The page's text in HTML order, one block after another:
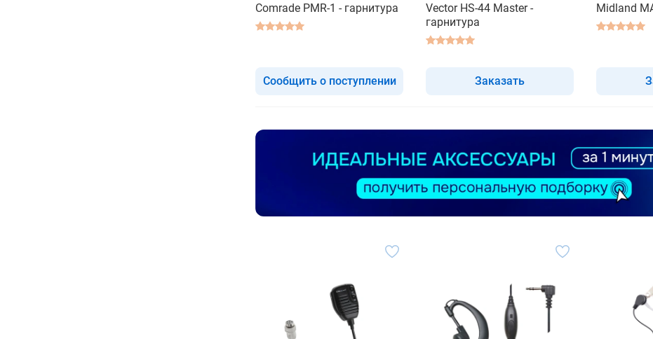
Comrade PMR-1 - гарнитура
Сообщить о поступлении
Vector HS-44 Master -
гарнитура
Заказать
Midland